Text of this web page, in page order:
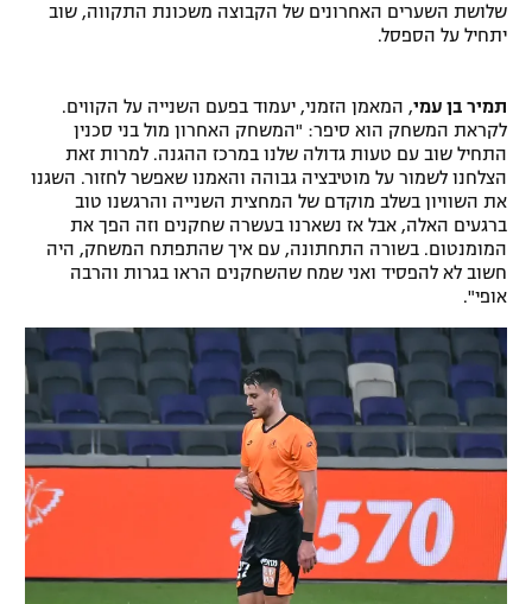
תקנון פעילות ספורט 1
הצטרפות לחבילת הערוצים
לוח דרושים – ג'ובנט
תגיות
שלושת השערים האחרונים של הקבוצה משכונת התקווה, שוב
יתחיל על הספסל.
תמיר בן עמי, המאמן הזמני, יעמוד בפעם השנייה על הקווים.
לקראת המשחק הוא סיפר: "המשחק האחרון מול בני סכנין
התחיל שוב עם טעות גדולה שלנו במרכז ההגנה. למרות זאת
הצלחנו לשמור על מוטיבציה גבוהה והאמנו שאפשר לחזור. השגנו
את השוויון בשלב מוקדם של המחצית השנייה והרגשנו טוב
ברגעים האלה, אבל אז נשארנו בעשרה שחקנים וזה הפך את
המומנטום. בשורה התחתונה, עם איך שהתפתח המשחק, היה
חשוב לא להפסיד ואני שמח שהשחקנים הראו בגרות והרבה
אופי".